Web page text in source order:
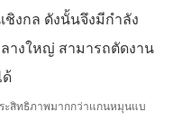
งกล ดังนั้นจึงมีกำลัง
างใหญ่ สามารถตัดงาน
ด้
ะสิทธิภาพมากกว่าแกนหมุนแบ
ก